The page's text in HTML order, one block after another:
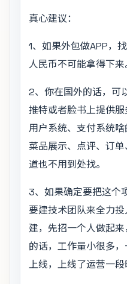
真心建议：
1、如果外包做APP，
人民币不可能拿得下来
2、你在国外的话，可
推特或者脸书上提供
用户系统、支付系统
菜品展示、点评、订
道也不用到处找。
3、如果确定要把这个
要建技术团队来全力
建，先招一个人做起
的话，工作量小很多
上线，上线了运营一段